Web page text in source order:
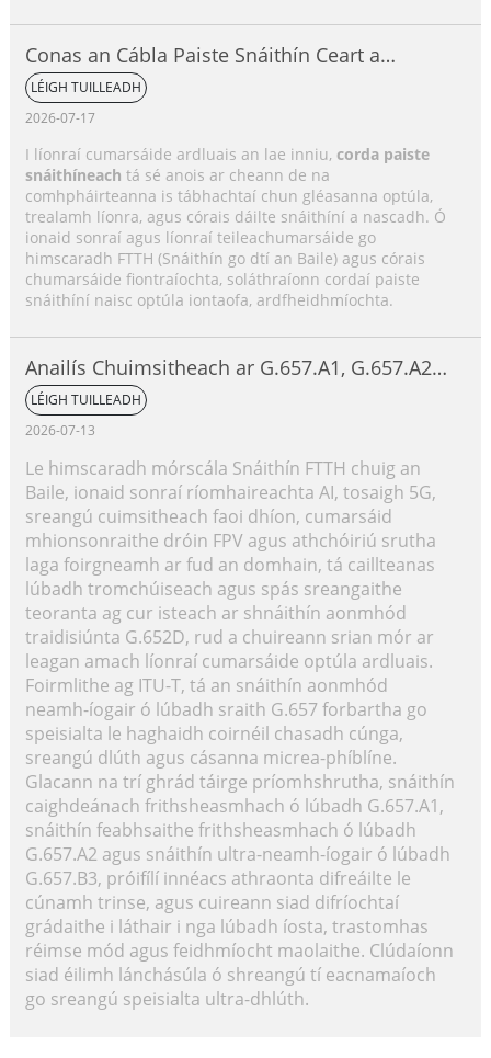
Conas an Cábla Paiste Snáithín Ceart a
Roghnú?
LÉIGH TUILLEADH
2026-07-17
I líonraí cumarsáide ardluais an lae inniu, corda paiste
snáithíneach tá sé anois ar cheann de na
comhpháirteanna is tábhachtaí chun gléasanna optúla,
trealamh líonra, agus córais dáilte snáithíní a nascadh. Ó
ionaid sonraí agus líonraí teileachumarsáide go
himscaradh FTTH (Snáithín go dtí an Baile) agus córais
chumarsáide fiontraíochta, soláthraíonn cordaí paiste
snáithíní naisc optúla iontaofa, ardfheidhmíochta.
Anailís Chuimsitheach ar G.657.A1, G.657.A2
agus G.657.B3
LÉIGH TUILLEADH
2026-07-13
Le himscaradh mórscála Snáithín FTTH chuig an
Baile, ionaid sonraí ríomhaireachta AI, tosaigh 5G,
sreangú cuimsitheach faoi dhíon, cumarsáid
mhionsonraithe dróin FPV agus athchóiriú srutha
laga foirgneamh ar fud an domhain, tá caillteanas
lúbadh tromchúiseach agus spás sreangaithe
teoranta ag cur isteach ar shnáithín aonmhód
traidisiúnta G.652D, rud a chuireann srian mór ar
leagan amach líonraí cumarsáide optúla ardluais.
Foirmlithe ag ITU-T, tá an snáithín aonmhód
neamh-íogair ó lúbadh sraith G.657 forbartha go
speisialta le haghaidh coirnéil chasadh cúnga,
sreangú dlúth agus cásanna micrea-phíblíne.
Glacann na trí ghrád táirge príomhshrutha, snáithín
caighdeánach frithsheasmhach ó lúbadh G.657.A1,
snáithín feabhsaithe frithsheasmhach ó lúbadh
G.657.A2 agus snáithín ultra-neamh-íogair ó lúbadh
G.657.B3, próifílí innéacs athraonta difreáilte le
cúnamh trinse, agus cuireann siad difríochtaí
grádaithe i láthair i nga lúbadh íosta, trastomhas
réimse mód agus feidhmíocht maolaithe. Clúdaíonn
siad éilimh lánchásúla ó shreangú tí eacnamaíoch
go sreangú speisialta ultra-dhlúth.